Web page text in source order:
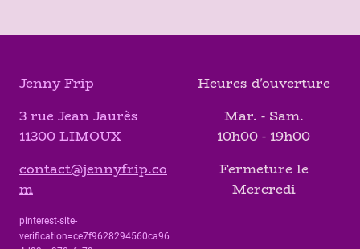
Jenny Frip
3 rue Jean Jaurès
11300 LIMOUX
contact@jennyfrip.co
m
pinterest-site-
verification=ce7f9628294560ca96
Heures d'ouverture
Mar. - Sam.
10h00 - 19h00
Fermeture le
Mercredi